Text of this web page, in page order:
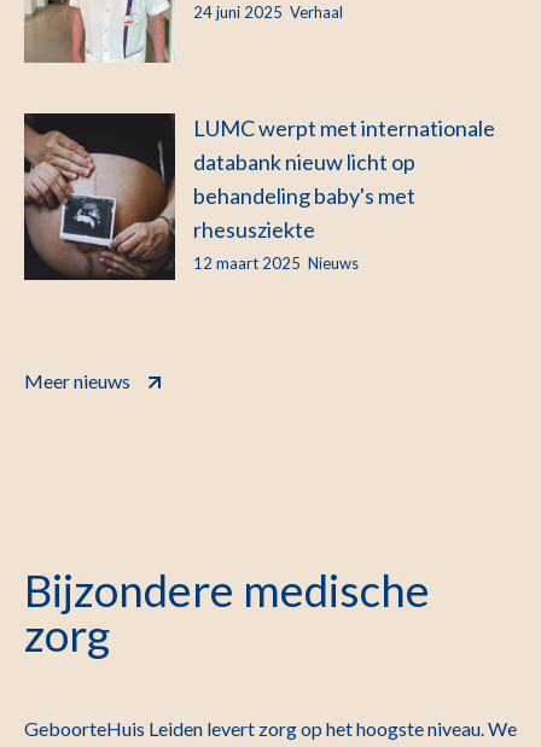
24 juni 2025 Verhaal
LUMC werpt met internationale
databank nieuw licht op
behandeling baby's met
rhesusziekte
12 maart 2025 Nieuws
Meer nieuws
Bijzondere medische
zorg
GeboorteHuis Leiden levert zorg op het hoogste niveau. We